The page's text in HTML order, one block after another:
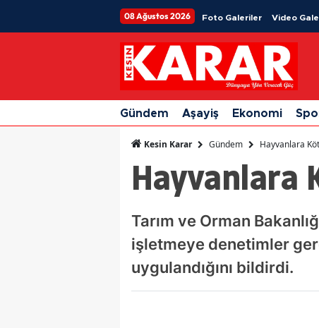
08 Ağustos 2026 Foto Galeriler Video
Gündem Aşayiş Ekonomi
Kesin Karar Gündem Hayvanlara
Hayvanlara
Tarım ve Orman
işletmeye denetimler
uygulandığını bildirdi.